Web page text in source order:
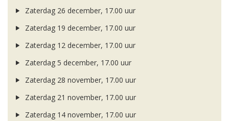
Zaterdag 26 december, 17.00 uur
Zaterdag 19 december, 17.00 uur
Zaterdag 12 december, 17.00 uur
Zaterdag 5 december, 17.00 uur
Zaterdag 28 november, 17.00 uur
Zaterdag 21 november, 17.00 uur
Zaterdag 14 november, 17.00 uur